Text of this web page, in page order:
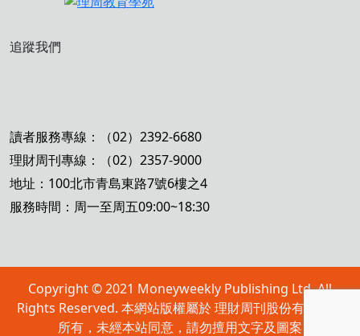
追蹤我們
讀者服務專線：（02）2392-6680
理財周刊專線：（02）2357-9000
地址：100北市青島東路7號6樓之4
服務時間：周一至周五09:00~18:30
Copyright © 2021 Moneyweekly Publishing Ltd. All
Rights Reserved. 本網站版權屬於 理財周刊股份有限公司
所有，未經本站同意，請勿擅用文字及圖案